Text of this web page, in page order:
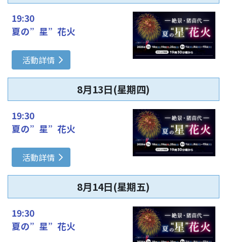
19:30
夏の”星”花火
活動詳情
8月13日(星期四)
19:30
夏の”星”花火
活動詳情
8月14日(星期五)
19:30
夏の”星”花火